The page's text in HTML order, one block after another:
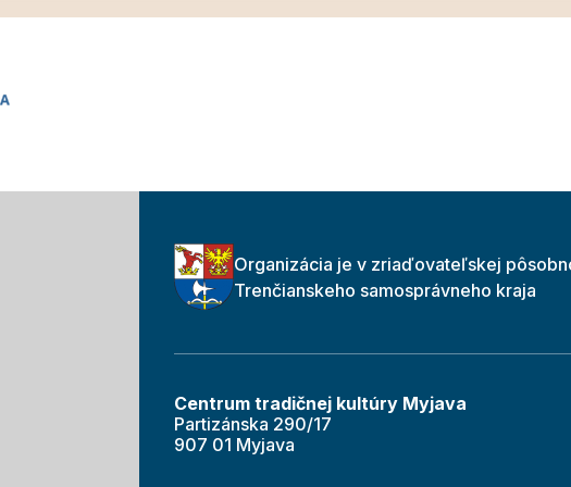
Organizácia je v zriaďovateľskej
Trenčianskeho samosprávneho kraja
Centrum tradičnej kultúry Myjava
Partizánska 290/17
907 01 Myjava